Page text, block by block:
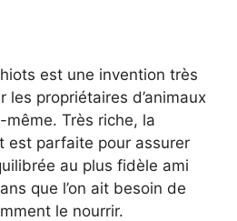
est une invention très
les propriétaires d’animaux
Très riche, la
est parfaite pour assurer
au plus fidèle ami
que l’on ait besoin de
le nourrir.